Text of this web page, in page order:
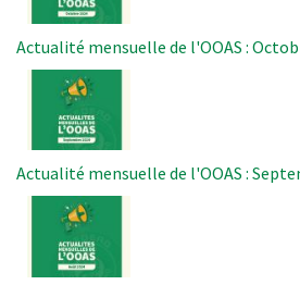
Actualité mensuelle de l'OOAS :
Image
Actualité mensuelle de l'OOAS :
Image